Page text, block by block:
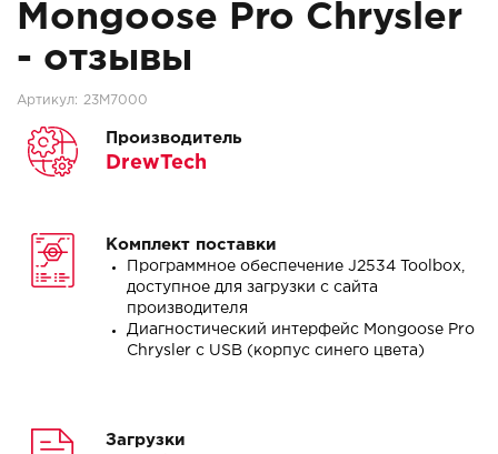
Mongoose Pro Chrysler
- отзывы
Артикул: 23M7000
Производитель
DrewTech
Комплект поставки
Программное обеспечение J2534 Toolbox,
доступное для загрузки с сайта
производителя
Диагностический интерфейс Mongoose Pro
Chrysler с USB (корпус синего цвета)
Загрузки